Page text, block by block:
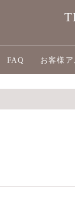
FAQ お客様ア